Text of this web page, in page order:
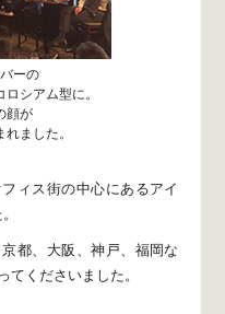
ーの
シアム型に。
顔が
ました。
ィス街の中心にあるアイ
都、大阪、神戸、福岡な
てくださいました。